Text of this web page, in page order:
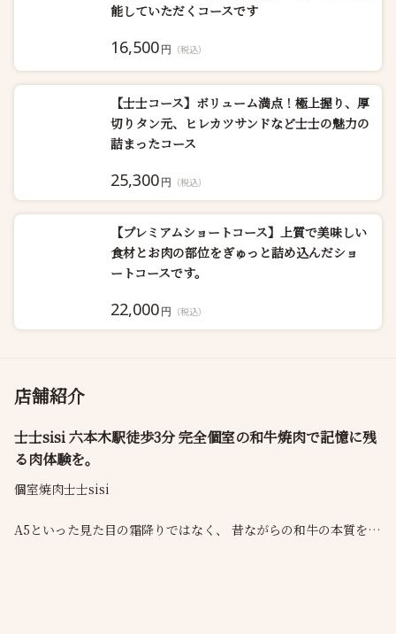
能していただくコースです
16,500円 （税込）
【士士コース】ボリューム満点！極上握り、厚
切りタン元、ヒレカツサンドなど士士の魅力の
詰まったコース
25,300円 （税込）
【プレミアムショートコース】上質で美味しい
食材とお肉の部位をぎゅっと詰め込んだショ
ートコースです。
22,000円 （税込）
店舗紹介
士士sisi 六本木駅徒歩3分 完全個室の和牛焼肉で記憶に残
る肉体験を。
個室焼肉士士sisi
A5といった見た目の霜降りではなく、 昔ながらの和牛の本質を知